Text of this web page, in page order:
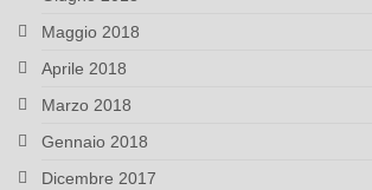
Maggio 2018
Aprile 2018
Marzo 2018
Gennaio 2018
Dicembre 2017